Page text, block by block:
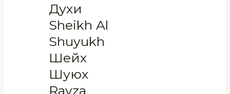
Духи
Sheikh Al
Shuyukh
Шейх
Шуюх
Ravza